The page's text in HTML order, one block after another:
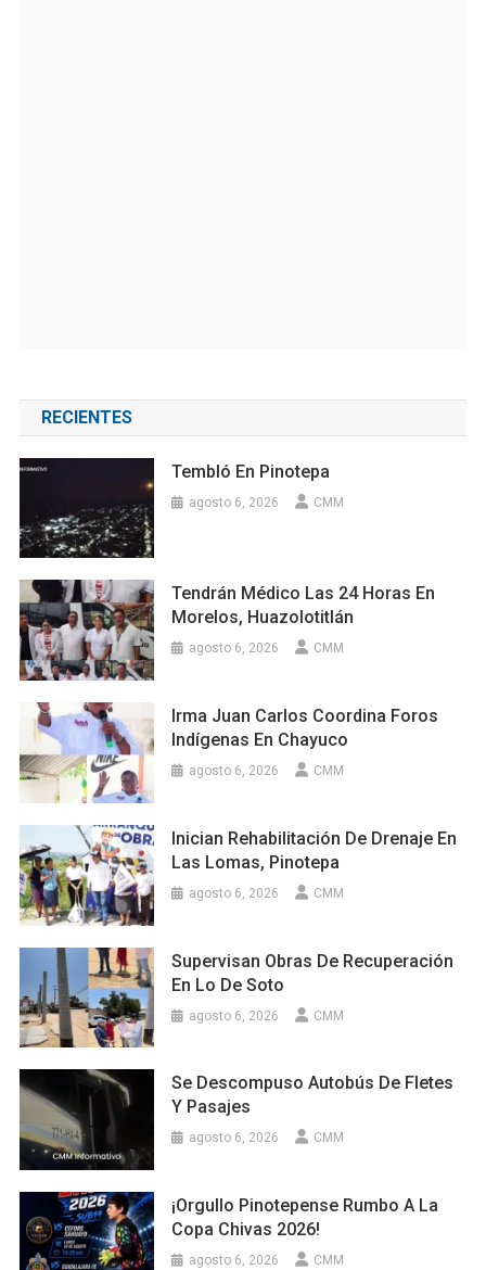
RECIENTES
Tembló En Pinotepa
agosto 6, 2026 CMM
Tendrán Médico Las 24 Horas En
Morelos, Huazolotitlán
agosto 6, 2026 CMM
Irma Juan Carlos Coordina Foros
Indígenas En Chayuco
agosto 6, 2026 CMM
Inician Rehabilitación De Drenaje En
Las Lomas, Pinotepa
agosto 6, 2026 CMM
Supervisan Obras De Recuperación
En Lo De Soto
agosto 6, 2026 CMM
Se Descompuso Autobús De Fletes
Y Pasajes
agosto 6, 2026 CMM
¡Orgullo Pinotepense Rumbo A La
Copa Chivas 2026!
agosto 6, 2026 CMM